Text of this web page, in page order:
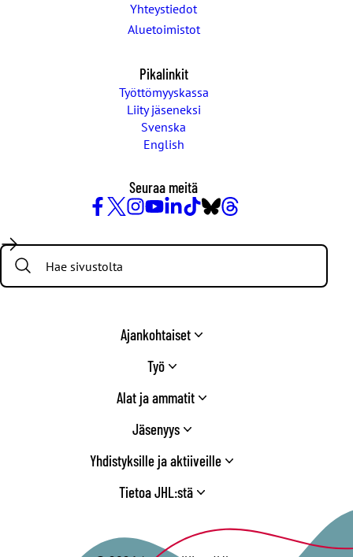
Yhteystiedot
Aluetoimistot
Pikalinkit
Työttömyyskassa
Liity jäseneksi
Svenska
English
Seuraa meitä
/
Twitter
Search:
Ajankohtaiset
Työ
Alat ja ammatit
Jäsenyys
Yhdistyksille ja aktiiveille
Tietoa JHL:stä